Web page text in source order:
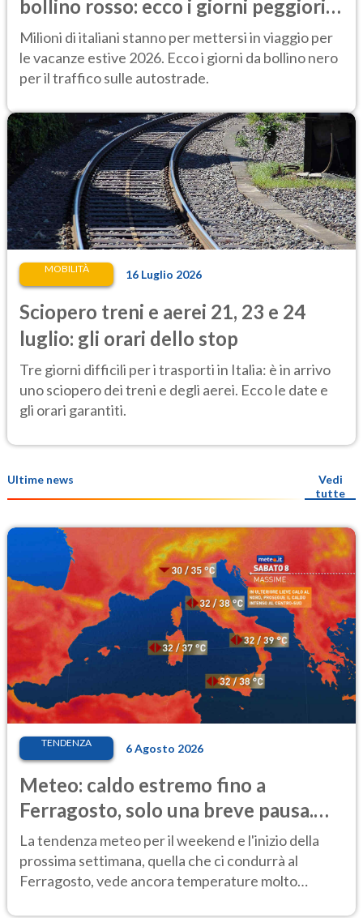
bollino rosso: ecco i giorni peggiori
per mettersi in viaggio
Milioni di italiani stanno per mettersi in viaggio per
le vacanze estive 2026. Ecco i giorni da bollino nero
per il traffico sulle autostrade.
MOBILITÀ 16 Luglio 2026
Sciopero treni e aerei 21, 23 e 24
luglio: gli orari dello stop
Tre giorni difficili per i trasporti in Italia: è in arrivo
uno sciopero dei treni e degli aerei. Ecco le date e
gli orari garantiti.
Ultime news
Vedi
tutte
TENDENZA 6 Agosto 2026
Meteo: caldo estremo fino a
Ferragosto, solo una breve pausa.
Ecco dove
La tendenza meteo per il weekend e l'inizio della
prossima settimana, quella che ci condurrà al
Ferragosto, vede ancora temperature molto